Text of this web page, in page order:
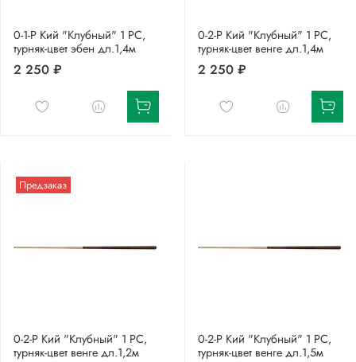
0-1-Р Кий "Клубный" 1 РС,
турняк-цвет эбен дл.1,4м
2 250 ₽
0-2-Р Кий "Клубный" 1 РС,
турняк-цвет венге дл.1,4м
2 250 ₽
Предзаказ
0-2-Р Кий "Клубный" 1 РС,
турняк-цвет венге дл.1,2м
0-2-Р Кий "Клубный" 1 РС,
турняк-цвет венге дл.1,5м